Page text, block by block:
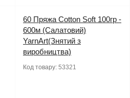
60 Пряжа Cotton Soft 100гр -
600м (Салатовий)
YarnArt(Знятий з
виробництва)
Код товару: 53321